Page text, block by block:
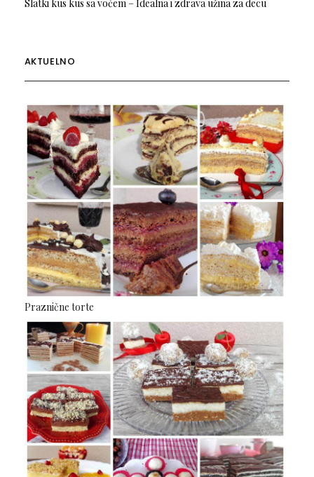
Slatki kus kus sa voćem – Idealna i zdrava užina za decu
AKTUELNO
Praznične torte